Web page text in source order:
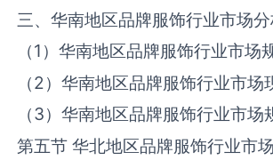
三、华南地区品牌服饰行业市场
（1 ）华南地区品牌服饰行业市场
（2）华南地区品牌服饰行业市场
（3）华南地区品牌服饰行业市场
第五节 华北地区品牌服饰行业市